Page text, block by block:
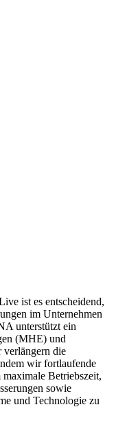
ist es entscheidend,
im Unternehmen
unterstützt ein
(MHE) und
die
wir fortlaufende
Betriebszeit,
sowie
und Technologie zu